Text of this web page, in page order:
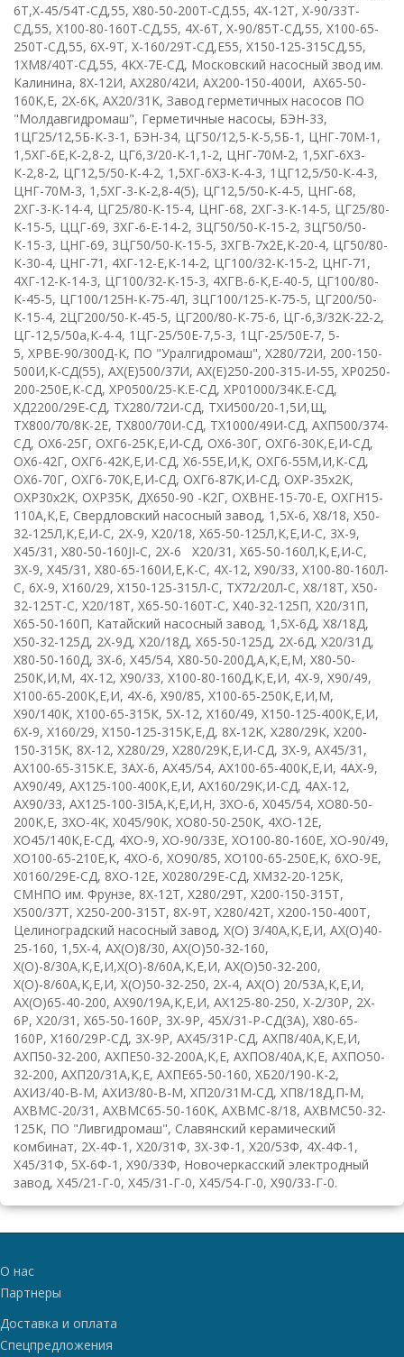
6T,Х-45/54Т-СД,55, Х80-50-200Т-СД.55, 4X-12T, Х-90/33Т-
СД,55, Х100-80-160Т-СД,55, 4X-6T, Х-90/85Т-СД,55, Х100-65-
250Т-СД,55, 6Х-9Т, Х-160/29Т-СД,Е55, Х150-125-315СД,55,
1ХМ8/40Т-СД,55, 4КХ-7Е-СД, Московский насосный звод им.
Калинина, 8Х-12И, АХ280/42И, АХ200-150-400И, AX65-50-
160K,E, 2X-6K, AX20/31 K, Завод герметичных насосов ПО
"Молдавгидромаш", Герметичные насосы, БЭН-33,
1ЦГ25/12,5Б-К-3-1 , БЭН-34, ЦГ50/12,5-К-5,5Б-1 , ЦНГ-70М-1 ,
1,5ХГ-6Е,К-2,8-2, ЦГ6,3/20-К-1,1-2, ЦНГ-70М-2, 1,5ХГ-6Х3-
К-2,8-2, ЦГ12,5/50-К-4-2, 1,5ХГ-6Х3-К-4-3, 1ЦГ12,5/50-К-4-3,
ЦНГ-70М-3, 1,5ХГ-3-К-2,8-4(5), ЦГ12,5/50-К-4-5, ЦНГ-68,
2ХГ-3-К-14-4, ЦГ25/80-К-15-4, ЦНГ-68, 2ХГ-3-К-14-5, ЦГ25/80-
К-15-5, ЦЦГ-69, 3ХГ-6-Е-14-2, 3ЦГ50/50-К-15-2, 3ЦГ50/50-
К-15-3, ЦНГ-69, 3ЦГ50/50-К-15-5, 3ХГВ-7х2Е,К-20-4, ЦГ50/80-
К-30-4, ЦНГ-71 , 4ХГ-12-Е,К-14-2, ЦГ100/32-К-15-2, ЦНГ-71 ,
4ХГ-12-К-14-3, ЦГ100/32-К-15-3, 4ХГВ-6-К,Е-40-5, ЦГ100/80-
К-45-5, ЦГ100/125Н-К-75-4Л, 3ЦГ100/125-К-75-5, ЦГ200/50-
К-15-4, 2ЦГ200/50-К-45-5, ЦГ200/80-К-75-6, ЦГ-6,3/32К-22-2,
ЦГ-12,5/50а,К-4-4, 1ЦГ-25/50Е-7,5-3, 1ЦГ-25/50Е-7, 5-
5, ХРВЕ-90/300Д-К, ПО "Уралгидромаш", Х280/72И, 200-150-
500И,К-СД(55), АХ(Е)500/37И, АХ(Е)250-200-315-И-55, ХР0250-
200-250Е,К-СД, ХР0500/25-К.Е-СД, ХР01000/34К.Е-СД,
ХД2200/29Е-СД, ТХ280/72И-СД, ТХИ500/20-1,5И,Щ,
ТХ800/70/8К-2Е, ТХ800/70И-СД, ТХ1000/49И-СД, АХП500/374-
СД, ОХ6-25Г, ОХГ6-25К,Е,И-СД, ОХ6-30Г, ОХГ6-30К,Е,И-СД,
ОX6-42Г, ОХГ6-42К,Е,И-СД, Х6-55Е,И,К, ОХГ6-55М,И,К-СД,
ОХ6-70Г, ОХГ6-70К,Е,И-СД, ОХГ6-87К,И-СД, ОХР-35х2К,
ОXP30х2K, ОXP35K, ДХ650-90 -К2Г, OXВHE-15-70-E, ОХГН15-
110А,К,Е, Свердловский насосный завод, 1,5X-6, X8/18, Х50-
32-125Л,К,Е,И-С, 2X-9, X20/18, Х65-50-125Л,К,Е,И-С, 3Х-9,
X45/31 , X80-50-160JI-C, 2X-6 Х20/31 , Х65-50-160Л,К,Е,И-С,
3Х-9, Х45/31 , Х80-65-160И,Е,К-С, 4X-12, Х90/33, Х100-80-160Л-
С, 6X-9, Х160/29, Х150-125-315Л-С, ТХ72/20Л-С, Х8/18Т, X50-
32-125T-C, Х20/18Т, X65-50-160T-C, Х40-32-125П, Х20/31П,
Х65-50-160П, Катайский насосный завод, 1,5Х-6Д, Х8/18Д,
Х50-32-125Д, 2Х-9Д, Х20/18Д, Х65-50-125Д, 2Х-6Д, Х20/31Д,
Х80-50-160Д, 3Х-6, Х45/54, Х80-50-200Д,А,К,Е,М, Х80-50-
250К,И,М, 4X-12, Х90/33, Х100-80-160Д,К,Е,И, 4X-9, Х90/49,
Х100-65-200К,Е,И, 4X-6, Х90/85, Х100-65-250К,Е,И,М,
Х90/140К, Х100-65-315К, 5X-12, Х160/49, Х150-125-400К,Е,И,
6X-9, Х160/29, Х150-125-315К,Е,Д, 8X-12K, Х280/29К, Х200-
150-315К, 8X-12, Х280/29, Х280/29К,Е,И-СД, 3Х-9, АХ45/31 ,
АХ100-65-315К.Е, 3АХ-6, АХ45/54, АХ100-65-400К,Е,И, 4АХ-9,
АХ90/49, АХ125-100-400К,Е,И, АХ160/29К,И-СД, 4AX-12,
АХ90/33, AX125-100-3I5A,K,E,И,Н, 3XO-6, Х045/54, XО80-50-
200K,E, 3ХО-4К, Х045/90К, ХО80-50-250К, 4XO-12E,
ХО45/140К,Е-СД, 4XО-9, ХО-90/33Е, ХО100-80-160Е, ХО-90/49,
ХО100-65-210Е,К, 4XО-6, ХО90/85, ХО100-65-250Е,К, 6ХО-9Е,
Х0160/29Е-СД, 8XO-12E, Х0280/29Е-СД, ХМ32-20-125К,
СМНПО им. Фрунзе, 8X-12T, Х280/29Т, Х200-150-315Т,
Х500/37Т, Х250-200-315Т, 8Х-9Т, Х280/42Т, Х200-150-400Т,
Целиноградский насосный завод, Х(О) 3/40А,К,Е,И, АХ(О)40-
25-160, 1,5X-4, АХ(О)8/30, АХ(О)50-32-160,
Х(О)-8/30А,К,Е,И,Х(О)-8/60А,К,Е,И, АХ(О)50-32-200,
Х(О)-8/60А,К,Е,И, Х(О)50-32-250, 2X-4, АХ(О) 20/53А,К,Е,И,
АХ(О)65-40-200, АХ90/19А,К,Е,И, АХ125-80-250, Х-2/30Р, 2X-
6P, Х20/31 , Х65-50-160Р, 3X-9P, 45Х/31-Р-СД(3А), Х80-65-
160Р, Х160/29Р-СД, 3X-9P, АХ45/31Р-СД, АХП8/40А,К,Е,И,
АХП50-32-200, АХПЕ50-32-200А,К,Е, АХПО8/40А,К,Е, АХПО50-
32-200, АХП20/31А,К,Е, АХПЕ65-50-160, ХБ20/190-К-2,
АХИ3/40-В-М, АХИ3/80-В-М, ХП20/31М-СД, ХП8/18Д,П-М,
AXBMC-20/31 , AXBMC65-50-160K, AXBMC-8/18, AXBMC50-32-
125K, ПО "Ливгидромаш", Славянский керамический
комбинат, 2Х-4Ф-1 , Х20/31Ф, 3Х-3Ф-1 , Х20/53Ф, 4Х-4Ф-1 ,
Х45/31Ф, 5Х-6Ф-1 , Х90/33Ф, Новочеркасский электродный
завод, Х45/21-Г-0, Х45/31-Г-0, Х45/54-Г-0, Х90/33-Г-0.
О нас
Партнеры
Доставка и оплата
Спецпредложения